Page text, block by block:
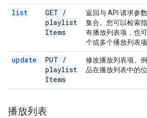
list GET /
playlist
Items
返回与 API 请求参
集合。您可以检索
有播放列表项，也
个或多个播放列表项
update PUT /
playlist
Items
修改播放列表项。
品在播放列表中的位
播放列表